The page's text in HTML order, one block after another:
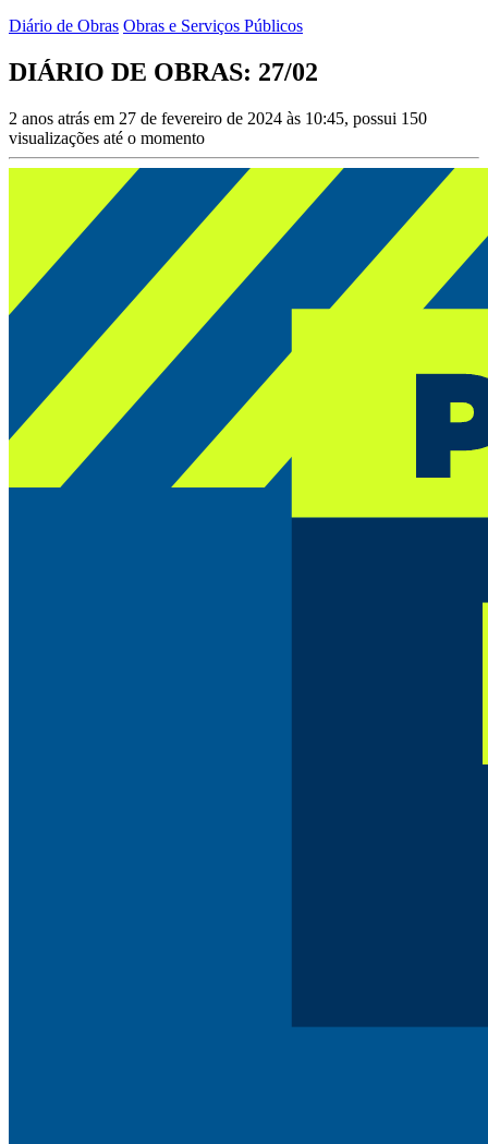
Diário de Obras Obras e Serviços Públicos
DIÁRIO DE OBRAS: 27/02
2 anos atrás em 27 de fevereiro de 2024 às 10:45, possui 150
visualizações até o momento